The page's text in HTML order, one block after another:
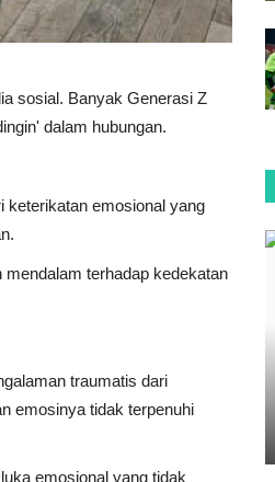
sosial. Banyak Generasi Z
dalam hubungan.
keterikatan emosional yang
terhadap kedekatan
traumatis dari
emosinya tidak terpenuhi
emosional yang tidak